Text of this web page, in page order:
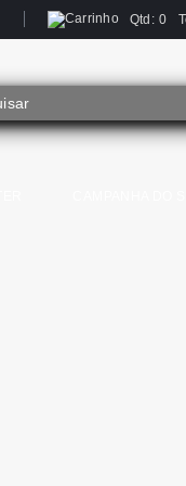
Qtd: 0